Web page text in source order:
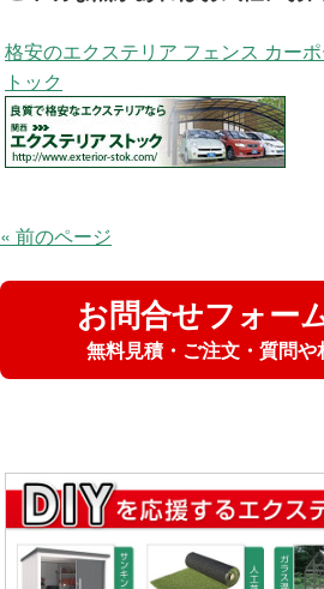
格安のエクステリア フェンス カー
トック
« 前のページ
お問合せフォー
無料見積・ご注文・質問